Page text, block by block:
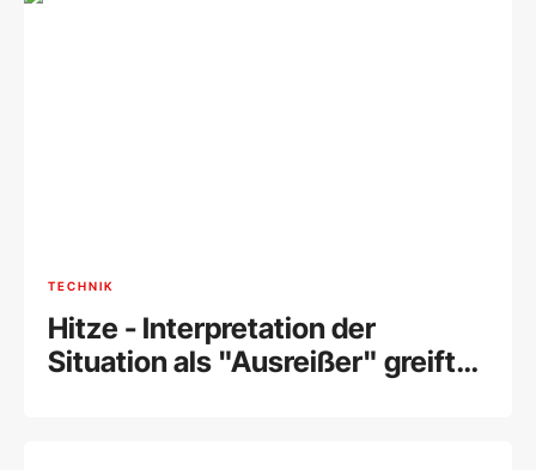
TECHNIK
Hitze - Interpretation der
Situation als "Ausreißer" greift